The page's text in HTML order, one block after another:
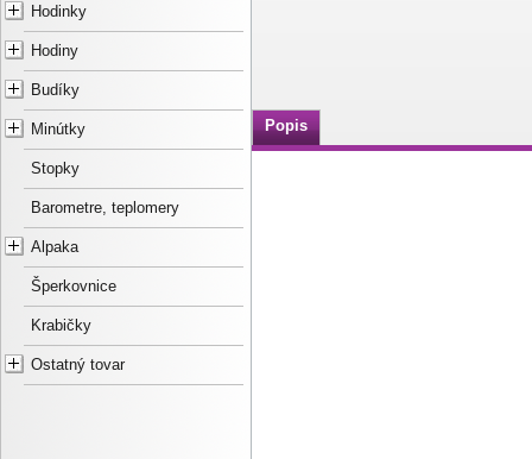
Hodinky
Hodiny
Budíky
Minútky
Stopky
Barometre, teplomery
Alpaka
Šperkovnice
Krabičky
Ostatný tovar
Popis